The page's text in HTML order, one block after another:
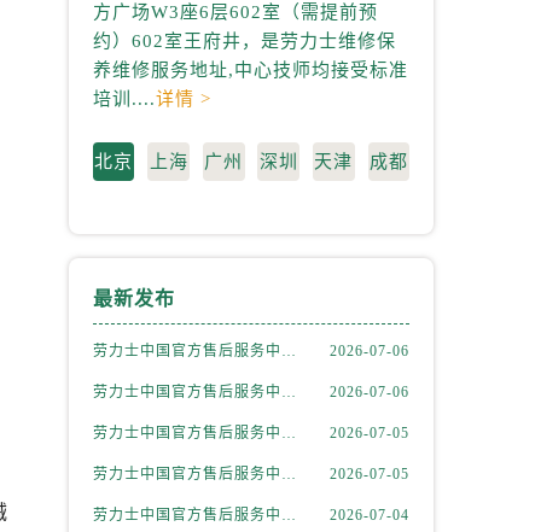
方广场W3座6层602室（需提前预
约）602室王府井，是劳力士维修保
养维修服务地址,中心技师均接受标准
培训....详情 >
北京 上海 广州 深圳 天津 成都
最新发布
劳力士中国官方售后服务中心｜详细官方热线及维修地址权威信息通知（2026年7月最新） 2026-07-06
劳力士中国官方售后服务中心｜详细地址及售后服务电话权威信息通知（2026年7月最新） 2026-07-06
劳力士中国官方售后服务中心｜最新热线和详细网点地址权威信息通告（2026年7月最新） 2026-07-05
劳力士中国官方售后服务中心｜官方电话和完整维修地址权威信息通知（2026年7月最新） 2026-07-05
劳力士中国官方售后服务中心｜最新电话和详细维修地址权威信息通告（2026年7月最新） 2026-07-04